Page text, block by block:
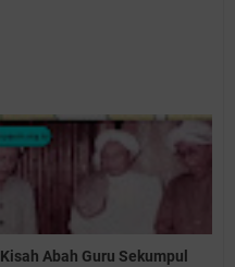
Kisah Abah Guru Sekumpul